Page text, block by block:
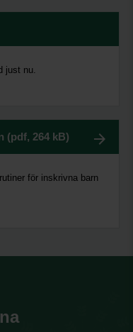
just nu.
(pdf, 264 kB)
för inskrivna barn